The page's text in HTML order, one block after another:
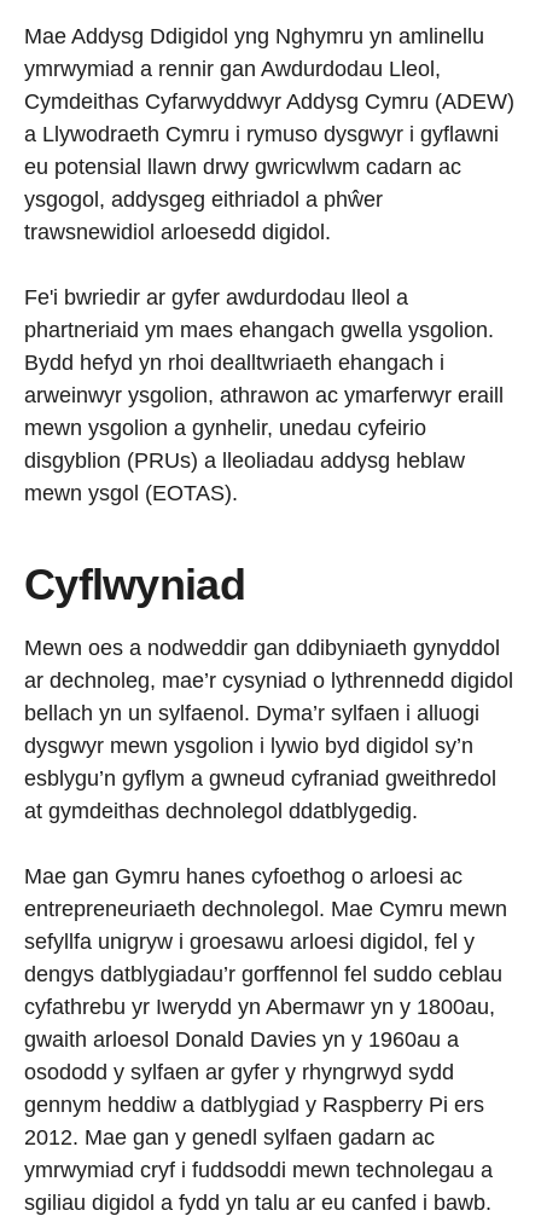
Mae Addysg Ddigidol yng Nghymru yn amlinellu
ymrwymiad a rennir gan Awdurdodau Lleol,
Cymdeithas Cyfarwyddwyr Addysg Cymru (ADEW)
a Llywodraeth Cymru i rymuso dysgwyr i gyflawni
eu potensial llawn drwy gwricwlwm cadarn ac
ysgogol, addysgeg eithriadol a phŵer
trawsnewidiol arloesedd digidol.
Fe'i bwriedir ar gyfer awdurdodau lleol a
phartneriaid ym maes ehangach gwella ysgolion.
Bydd hefyd yn rhoi dealltwriaeth ehangach i
arweinwyr ysgolion, athrawon ac ymarferwyr eraill
mewn ysgolion a gynhelir, unedau cyfeirio
disgyblion (PRUs) a lleoliadau addysg heblaw
mewn ysgol (EOTAS).
Cyflwyniad
Mewn oes a nodweddir gan ddibyniaeth gynyddol
ar dechnoleg, mae’r cysyniad o lythrennedd digidol
bellach yn un sylfaenol. Dyma’r sylfaen i alluogi
dysgwyr mewn ysgolion i lywio byd digidol sy’n
esblygu’n gyflym a gwneud cyfraniad gweithredol
at gymdeithas dechnolegol ddatblygedig.
Mae gan Gymru hanes cyfoethog o arloesi ac
entrepreneuriaeth dechnolegol. Mae Cymru mewn
sefyllfa unigryw i groesawu arloesi digidol, fel y
dengys datblygiadau’r gorffennol fel suddo ceblau
cyfathrebu yr Iwerydd yn Abermawr yn y 1800au,
gwaith arloesol Donald Davies yn y 1960au a
osododd y sylfaen ar gyfer y rhyngrwyd sydd
gennym heddiw a datblygiad y Raspberry Pi ers
2012. Mae gan y genedl sylfaen gadarn ac
ymrwymiad cryf i fuddsoddi mewn technolegau a
sgiliau digidol a fydd yn talu ar eu canfed i bawb.